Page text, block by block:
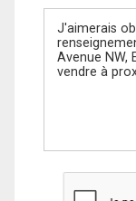
Message